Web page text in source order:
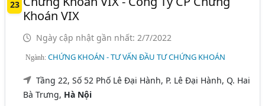
23
Khoán VIX
Ngày cập nhật gần nhất: 2/7/2022
Ngành:CHỨNG KHOÁN - TƯ VẤN ĐẦU TƯ CHỨNG KHOÁN
Tầng 22, Số 52 Phố Lê Đại Hành, P. Lê Đại Hành, Q. Hai
Bà Trưng, Hà Nội